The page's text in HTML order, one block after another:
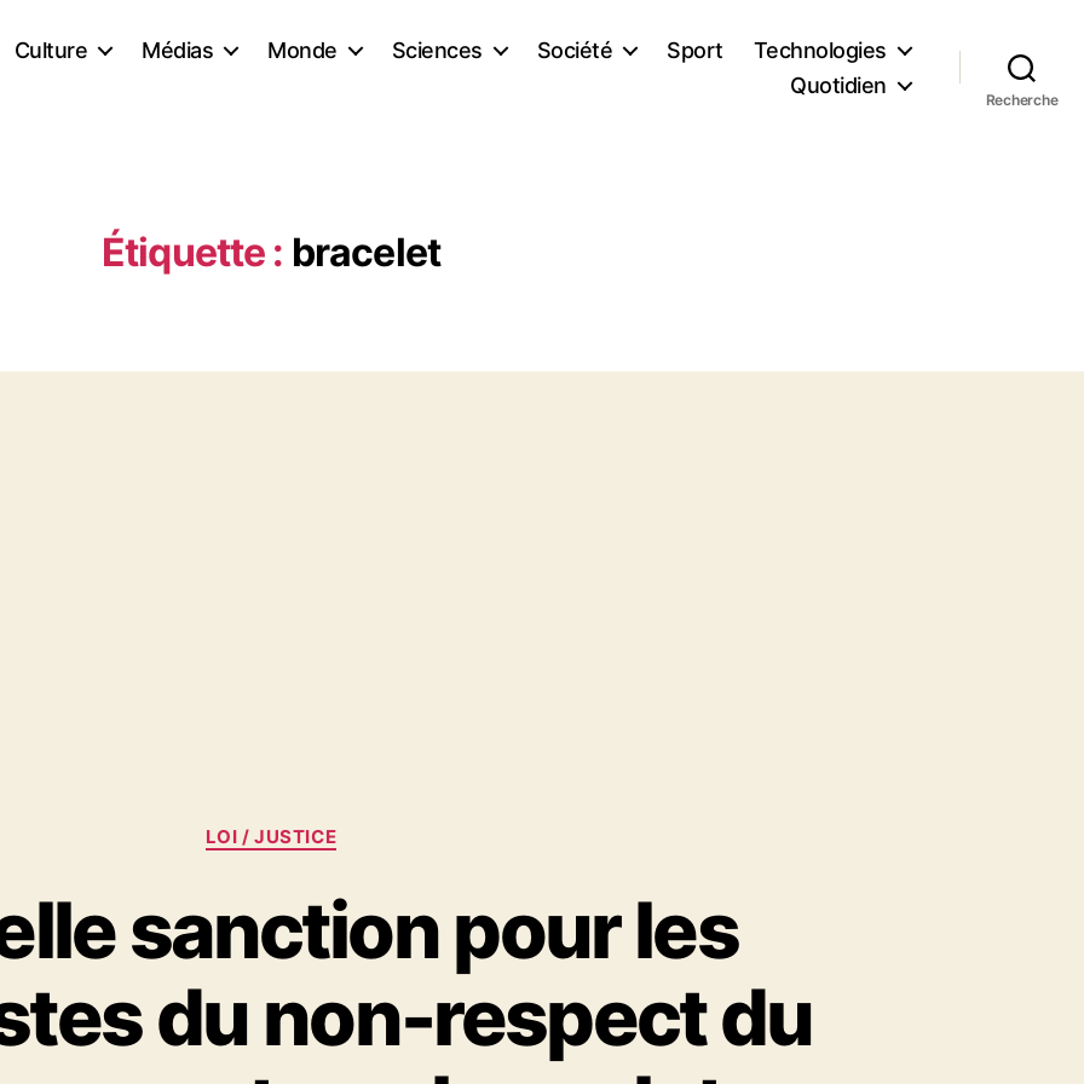
Culture Médias Monde Sciences Société Sport
Technologies
Quotidien
Recherche
Étiquette : bracelet
Catégories
LOI / JUSTICE
sanction pour les
du non-respect du